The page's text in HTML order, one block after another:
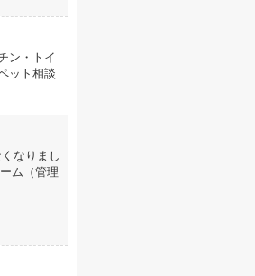
ン・トイ
ット相談
なりまし
ム（管理